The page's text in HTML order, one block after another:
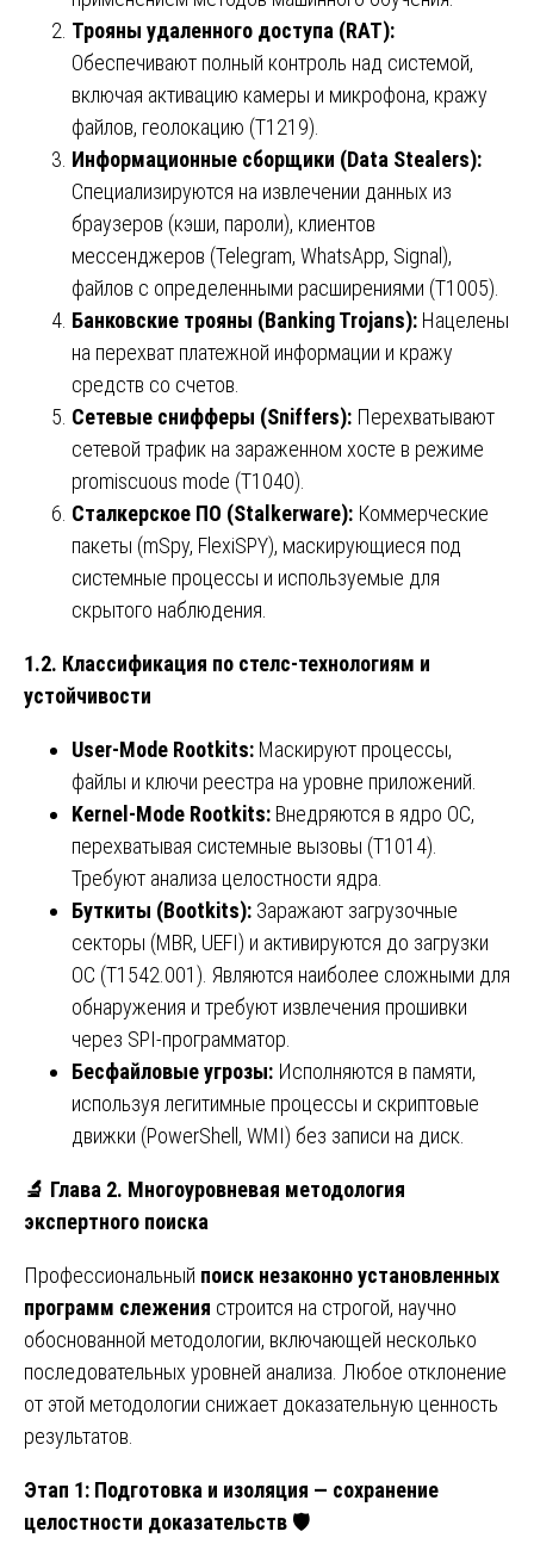
Трояны удаленного доступа (RAT):
Обеспечивают полный контроль над системой,
включая активацию камеры и микрофона, кражу
файлов, геолокацию (T1219).
Информационные сборщики (Data Stealers):
Специализируются на извлечении данных из
браузеров (кэши, пароли), клиентов
мессенджеров (Telegram, WhatsApp, Signal),
файлов с определенными расширениями (T1005).
Банковские трояны (Banking Trojans): Нацелены
на перехват платежной информации и кражу
средств со счетов.
Сетевые снифферы (Sniffers): Перехватывают
сетевой трафик на зараженном хосте в режиме
promiscuous mode (T1040).
Сталкерское ПО (Stalkerware): Коммерческие
пакеты (mSpy, FlexiSPY), маскирующиеся под
системные процессы и используемые для
скрытого наблюдения.
1.2. Классификация по стелс-технологиям и
устойчивости
User-Mode Rootkits: Маскируют процессы,
файлы и ключи реестра на уровне приложений.
Kernel-Mode Rootkits: Внедряются в ядро ОС,
перехватывая системные вызовы (T1014).
Требуют анализа целостности ядра.
Буткиты (Bootkits): Заражают загрузочные
секторы (MBR, UEFI) и активируются до загрузки
ОС (T1542.001). Являются наиболее сложными для
обнаружения и требуют извлечения прошивки
через SPI-программатор.
Бесфайловые угрозы: Исполняются в памяти,
используя легитимные процессы и скриптовые
движки (PowerShell, WMI) без записи на диск.
🔬 Глава 2. Многоуровневая методология
экспертного поиска
Профессиональный поиск незаконно установленных
программ слежения строится на строгой, научно
обоснованной методологии, включающей несколько
последовательных уровней анализа. Любое отклонение
от этой методологии снижает доказательную ценность
результатов.
Этап 1: Подготовка и изоляция — сохранение
целостности доказательств 🛡️